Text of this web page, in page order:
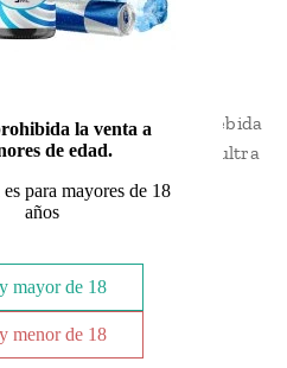
Bar Juice Nic Salts by
apreciado sabor de la bebida
en formato e-liquid ultra
la venta a
de edad.
para mayores de 18
años
mayor de 18
menor de 18